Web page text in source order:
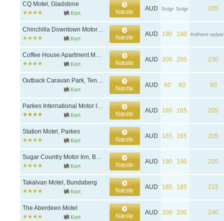
CQ Motel, Gladstone
Kort Næste AUD Solgt Solgt 205
Chinchilla Downtown Motor Inn, Chinchilla
Kort Næste AUD 190 180 Indhent
Coffee House Apartment Motel, Rockhampton
Kort Næste AUD 205 205 230
Outback Caravan Park, Tennant Creek
Kort Næste AUD 60 60 60
Parkes International Motor Inn, Parkes
Kort Næste AUD 165 165 205
Station Motel, Parkes
Kort Næste AUD 165 165 205
Sugar Country Motor Inn, Bundaberg
Kort Næste AUD 190 190 220
Takalvan Motel, Bundaberg
Kort Næste AUD 185 185 215
The Aberdeen Motel
Kort Næste AUD 200 200 240